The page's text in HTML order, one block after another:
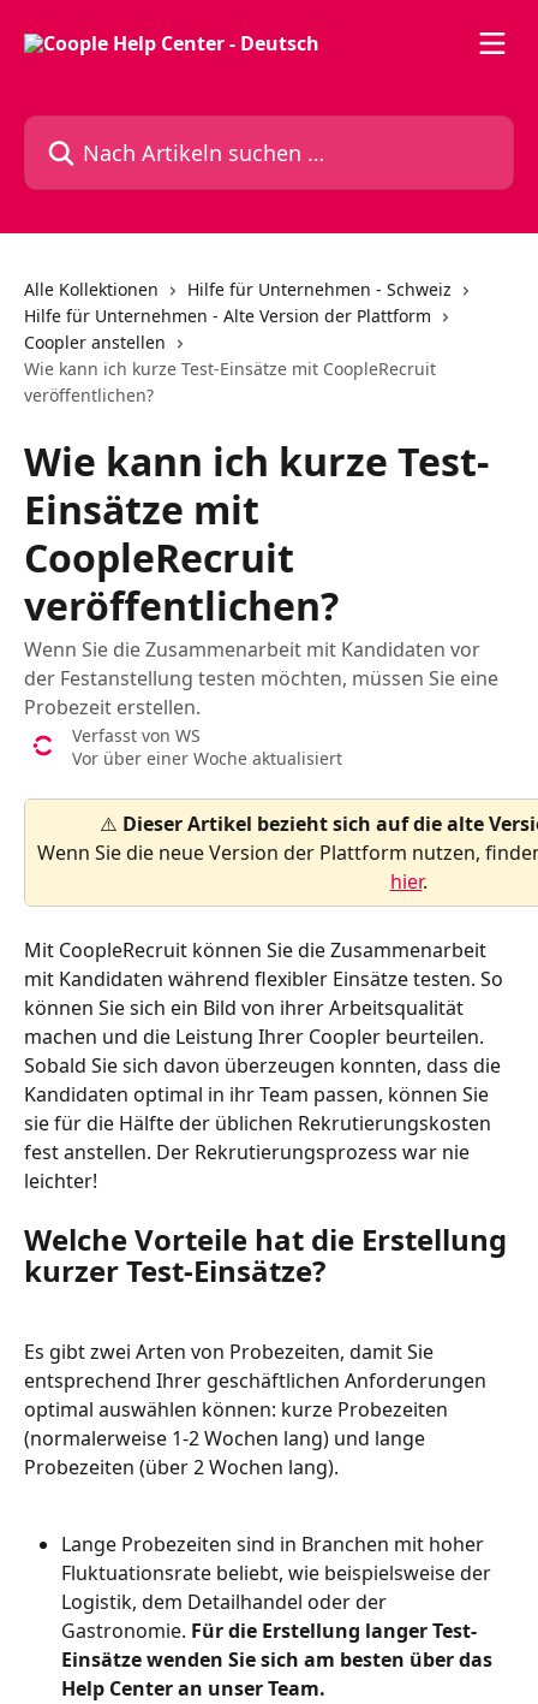
Nach Artikeln suchen …
Alle Kollektionen
Hilfe für Unternehmen - Schweiz
Hilfe für Unternehmen - Alte Version der Plattform
Coopler anstellen
Wie kann ich kurze Test-Einsätze mit CoopleRecruit
veröffentlichen?
Wie kann ich kurze Test-
Einsätze mit
CoopleRecruit
veröffentlichen?
Wenn Sie die Zusammenarbeit mit Kandidaten vor
der Festanstellung testen möchten, müssen Sie eine
Probezeit erstellen.
Verfasst von WS
Vor über einer Woche aktualisiert
⚠️ Dieser Artikel bezieht sich auf die alte
Wenn Sie die neue Version der Plattform nutzen,
hier.
Mit CoopleRecruit können Sie die Zusammenarbeit
mit Kandidaten während flexibler Einsätze testen. So
können Sie sich ein Bild von ihrer Arbeitsqualität
machen und die Leistung Ihrer Coopler beurteilen.
Sobald Sie sich davon überzeugen konnten, dass die
Kandidaten optimal in ihr Team passen, können Sie
sie für die Hälfte der üblichen Rekrutierungskosten
fest anstellen. Der Rekrutierungsprozess war nie
leichter!
Welche Vorteile hat die Erstellung
kurzer Test-Einsätze?
Es gibt zwei Arten von Probezeiten, damit Sie
entsprechend Ihrer geschäftlichen Anforderungen
optimal auswählen können: kurze Probezeiten
(normalerweise 1-2 Wochen lang) und lange
Probezeiten (über 2 Wochen lang).
Lange Probezeiten sind in Branchen mit hoher
Fluktuationsrate beliebt, wie beispielsweise der
Logistik, dem Detailhandel oder der
Gastronomie. Für die Erstellung langer Test-
Einsätze wenden Sie sich am besten über das
Help Center an unser Team.